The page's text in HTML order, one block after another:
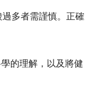
多者需謹慎。正確
的理解，以及將健